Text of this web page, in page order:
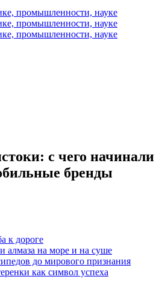
с чего начинали
бренды
к дороге
алмаза на море и на суше
до мирового признания
как символ успеха